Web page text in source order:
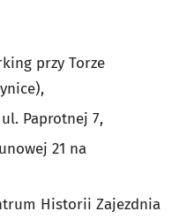
przy Torze
Paprotnej 7,
21 na
Historii Zajezdnia